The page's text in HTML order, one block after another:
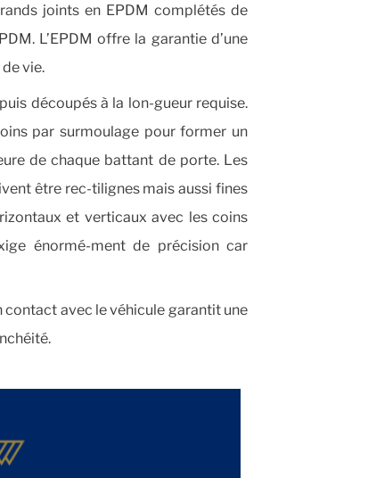
joints en EPDM complétés de
L’EPDM offre la garantie d’une
vie.
découpés à la lon-gueur requise.
par surmoulage pour former un
de chaque battant de porte. Les
être rec-tilignes mais aussi fines
et verticaux avec les coins
énormé-ment de précision car
contact avec le véhicule garantit une